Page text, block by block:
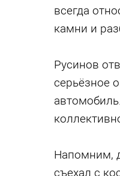
всегда
камни и
Русинов
серьёзное
Напомним,
съехал с